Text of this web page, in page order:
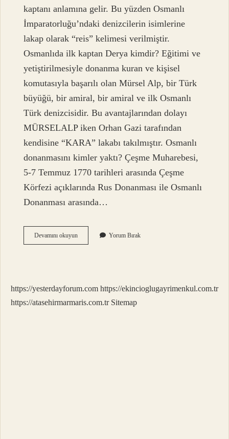
kaptanı anlamına gelir. Bu yüzden Osmanlı
İmparatorluğu’ndaki denizcilerin isimlerine
lakap olarak “reis” kelimesi verilmiştir.
Osmanlıda ilk kaptan Derya kimdir? Eğitimi ve
yetiştirilmesiyle donanma kuran ve kişisel
komutasıyla başarılı olan Mürsel Alp, bir Türk
büyüğü, bir amiral, bir amiral ve ilk Osmanlı
Türk denizcisidir. Bu avantajlarından dolayı
MÜRSELALP iken Orhan Gazi tarafından
kendisine “KARA” lakabı takılmıştır. Osmanlı
donanmasını kimler yaktı? Çeşme Muharebesi,
5-7 Temmuz 1770 tarihleri ​​arasında Çeşme
Körfezi açıklarında Rus Donanması ile Osmanlı
Donanması arasında…
Devamını okuyunOsmanlı
Donanma
Yorum Bırak
https://yesterdayforum.com https://ekincioglugayrimenkul.com.tr
https://atasehirmarmaris.com.tr Sitemap